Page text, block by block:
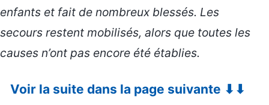
enfants et fait de nombreux blessés. Les
secours restent mobilisés, alors que toutes les
causes n’ont pas encore été établies.
Voir la suite dans la page suivante ⬇⬇